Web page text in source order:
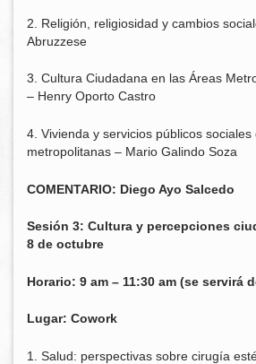
2. Religión, religiosidad y cambios
Abruzzese
3. Cultura Ciudadana en las Áreas
– Henry Oporto Castro
4. Vivienda y servicios públicos sociales
metropolitanas – Mario Galindo Soza
COMENTARIO: Diego Ayo Salcedo
Sesión 3: Cultura y percepciones
8 de octubre
Horario: 9 am – 11:30 am (se servirá
Lugar: Cowork
1. Salud: perspectivas sobre cirugía